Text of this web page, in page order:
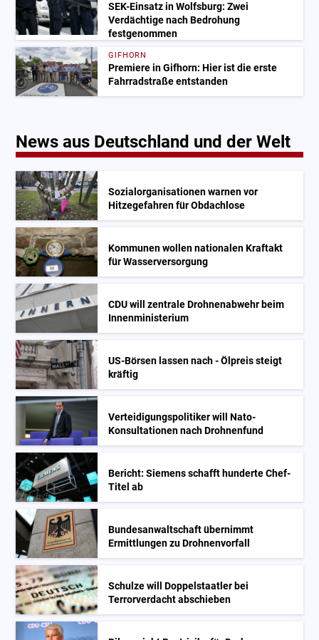
SEK-Einsatz in Wolfsburg: Zwei
Verdächtige nach Bedrohung
festgenommen
GIFHORN
Premiere in Gifhorn: Hier ist die erste
Fahrradstraße entstanden
News aus Deutschland und der Welt
Sozialorganisationen warnen vor
Hitzegefahren für Obdachlose
Kommunen wollen nationalen Kraftakt
für Wasserversorgung
CDU will zentrale Drohnenabwehr beim
Innenministerium
US-Börsen lassen nach - Ölpreis steigt
kräftig
Verteidigungspolitiker will Nato-
Konsultationen nach Drohnenfund
Bericht: Siemens schafft hunderte Chef-
Titel ab
Bundesanwaltschaft übernimmt
Ermittlungen zu Drohnenvorfall
Schulze will Doppelstaatler bei
Terrorverdacht abschieben